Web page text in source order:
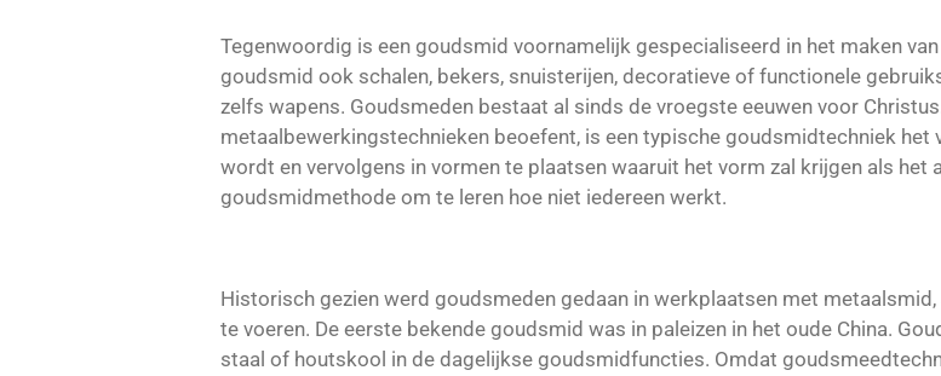
Tegenwoordig is een goudsmid voornamelijk gespecialiseerd in het maken
goudsmid ook schalen, bekers, snuisterijen, decoratieve of functionele
zelfs wapens. Goudsmeden bestaat al sinds de vroegste eeuwen voor
metaalbewerkingstechnieken beoefent, is een typische goudsmidtechniek
wordt en vervolgens in vormen te plaatsen waaruit het vorm zal krijgen als
goudsmidmethode om te leren hoe niet iedereen werkt.
Historisch gezien werd goudsmeden gedaan in werkplaatsen met
te voeren. De eerste bekende goudsmid was in paleizen in het oude China.
staal of houtskool in de dagelijkse goudsmidfuncties. Omdat